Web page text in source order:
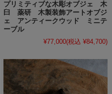
プリミティブな木彫オブジェ 木
臼 薬研 木製装飾アートオブジ
ェ アンティークウッド ミニテ
ーブル
¥77,000(税込 ¥84,700)